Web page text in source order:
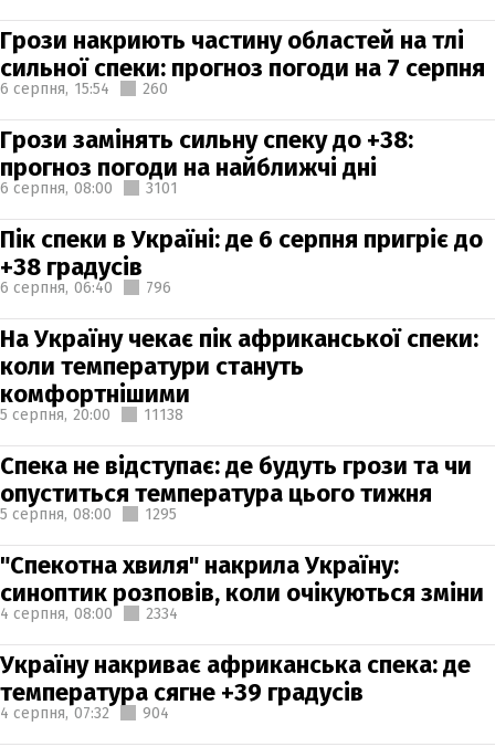
Грози накриють частину областей на тлі
сильної спеки: прогноз погоди на 7 серпня
6 серпня, 15:54 260
Грози замінять сильну спеку до +38:
прогноз погоди на найближчі дні
6 серпня, 08:00 3101
Пік спеки в Україні: де 6 серпня пригріє до
+38 градусів
6 серпня, 06:40 796
На Україну чекає пік африканської спеки:
коли температури стануть
комфортнішими
5 серпня, 20:00 11138
Спека не відступає: де будуть грози та чи
опуститься температура цього тижня
5 серпня, 08:00 1295
"Спекотна хвиля" накрила Україну:
синоптик розповів, коли очікуються зміни
4 серпня, 08:00 2334
Україну накриває африканська спека: де
температура сягне +39 градусів
4 серпня, 07:32 904